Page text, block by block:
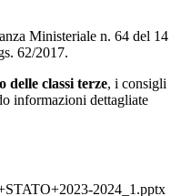
Ministeriale n. 64 del 14
62/2017.
delle classi terze, i consigli
informazioni dettagliate
2024_1.pptx